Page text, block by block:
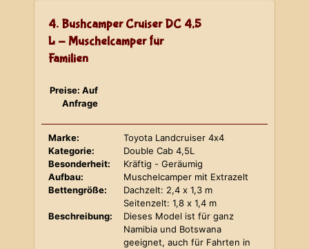
4. Bushcamper Cruiser DC 4,5
L - Muschelcamper für
Familien
Preise: Auf
Anfrage
Marke:
Toyota Landcruiser 4x4
Kategorie:
Double Cab 4,5L
Besonderheit:
Kräftig - Geräumig
Aufbau:
Muschelcamper mit Extrazelt
Bettengröße:
Dachzelt: 2,4 x 1,3 m
Seitenzelt: 1,8 x 1,4 m
Beschreibung:
Dieses Model ist für ganz
Namibia und Botswana
geeignet, auch für Fahrten in